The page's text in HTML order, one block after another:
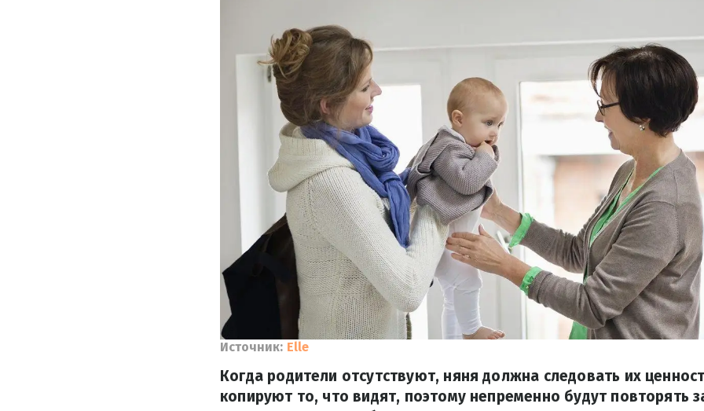
Источник: Elle
Когда родители отсутствуют, няня должна следовать их
копируют то, что видят, поэтому непременно будут повторять